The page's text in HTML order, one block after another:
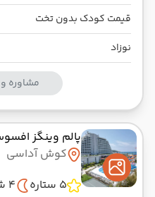
قیمت کودک بدون تخت
نوزاد
مشاوره و
پالم وینگز
کوش آداسی
5 ستاره
4 شب